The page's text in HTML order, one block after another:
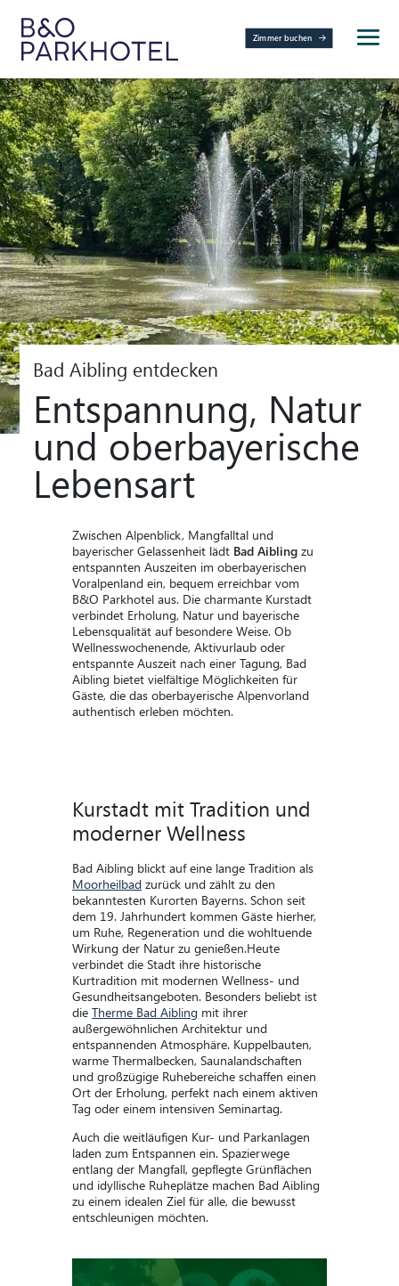
Zimmer buchen
Bad Aibling entdecken
Entspannung, Natur
und oberbayerische
Lebensart
​Zwischen Alpenblick, Mangfalltal und
bayerischer Gelassenheit lädt Bad Aibling zu
entspannten Auszeiten im oberbayerischen
Voralpenland ein, bequem erreichbar vom
B&O Parkhotel aus. Die charmante Kurstadt
verbindet Erholung, Natur und bayerische
Lebensqualität auf besondere Weise. Ob
Wellnesswochenende, Aktivurlaub oder
entspannte Auszeit nach einer Tagung, Bad
Aibling bietet vielfältige Möglichkeiten für
Gäste, die das oberbayerische Alpenvorland
authentisch erleben möchten.
Kurstadt mit Tradition und
moderner Wellness
Bad Aibling blickt auf eine lange Tradition als
Moorheilbad zurück und zählt zu den
bekanntesten Kurorten Bayerns. Schon seit
dem 19. Jahrhundert kommen Gäste hierher,
um Ruhe, Regeneration und die wohltuende
Wirkung der Natur zu genießen.Heute
verbindet die Stadt ihre historische
Kurtradition mit modernen Wellness- und
Gesundheitsangeboten. Besonders beliebt ist
dieTherme Bad Aibling mit ihrer
außergewöhnlichen Architektur und
entspannenden Atmosphäre. Kuppelbauten,
warme Thermalbecken, Saunalandschaften
und großzügige Ruhebereiche schaffen einen
Ort der Erholung, perfekt nach einem aktiven
Tag oder einem intensiven Seminartag.
Auch die weitläufigen Kur- und Parkanlagen
laden zum Entspannen ein. Spazierwege
entlang der Mangfall, gepflegte Grünflächen
und idyllische Ruheplätze machen Bad Aibling
zu einem idealen Ziel für alle, die bewusst
entschleunigen möchten.